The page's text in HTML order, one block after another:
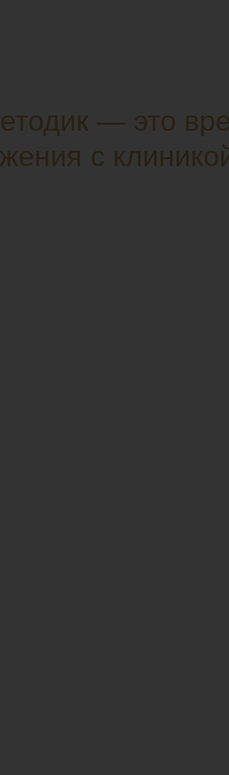
— это
с